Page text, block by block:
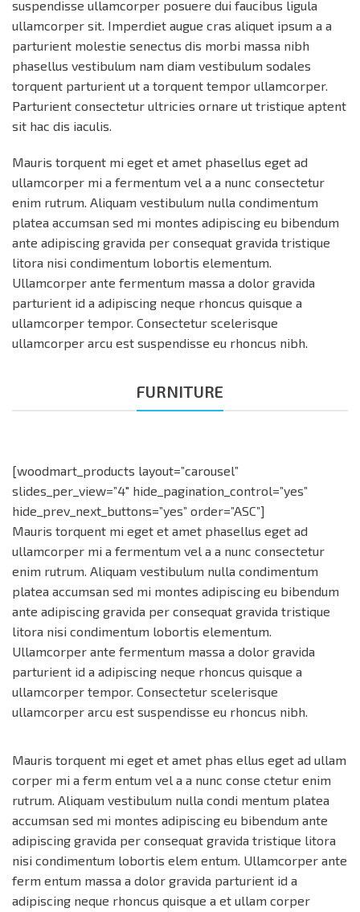
suspendisse ullamcorper posuere dui faucibus ligula
ullamcorper sit. Imperdiet augue cras aliquet ipsum a a
parturient molestie senectus dis morbi massa nibh
phasellus vestibulum nam diam vestibulum sodales
torquent parturient ut a torquent tempor ullamcorper.
Parturient consectetur ultricies ornare ut tristique aptent
sit hac dis iaculis.
Mauris torquent mi eget et amet phasellus eget ad
ullamcorper mi a fermentum vel a a nunc consectetur
enim rutrum. Aliquam vestibulum nulla condimentum
platea accumsan sed mi montes adipiscing eu bibendum
ante adipiscing gravida per consequat gravida tristique
litora nisi condimentum lobortis elementum.
Ullamcorper ante fermentum massa a dolor gravida
parturient id a adipiscing neque rhoncus quisque a
ullamcorper tempor. Consectetur scelerisque
ullamcorper arcu est suspendisse eu rhoncus nibh.
FURNITURE
[woodmart_products layout=”carousel”
slides_per_view=”4″ hide_pagination_control=”yes”
hide_prev_next_buttons=”yes” order=”ASC”]
Mauris torquent mi eget et amet phasellus eget ad
ullamcorper mi a fermentum vel a a nunc consectetur
enim rutrum. Aliquam vestibulum nulla condimentum
platea accumsan sed mi montes adipiscing eu bibendum
ante adipiscing gravida per consequat gravida tristique
litora nisi condimentum lobortis elementum.
Ullamcorper ante fermentum massa a dolor gravida
parturient id a adipiscing neque rhoncus quisque a
ullamcorper tempor. Consectetur scelerisque
ullamcorper arcu est suspendisse eu rhoncus nibh.
Mauris torquent mi eget et amet phas ellus eget ad ullam
corper mi a ferm entum vel a a nunc conse ctetur enim
rutrum. Aliquam vestibulum nulla condi mentum platea
accumsan sed mi montes adipiscing eu bibendum ante
adipiscing gravida per consequat gravida tristique litora
nisi condimentum lobortis elem entum. Ullamcorper ante
ferm entum massa a dolor gravida parturient id a
adipiscing neque rhoncus quisque a et ullam corper